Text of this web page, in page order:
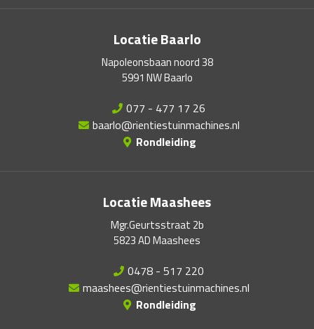
Locatie Baarlo
Napoleonsbaan noord 38
5991 NW Baarlo
077 - 477 17 26
baarlo@rientiestuinmachines.nl
Rondleiding
Locatie Maashees
Mgr.Geurtsstraat 2b
5823 AD Maashees
0478 - 517 220
maashees@rientiestuinmachines.nl
Rondleiding